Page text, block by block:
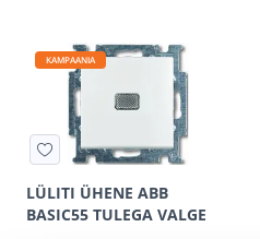
KAMPAANIA
LÜLITI ÜHENE ABB
BASIC55 TULEGA VALGE